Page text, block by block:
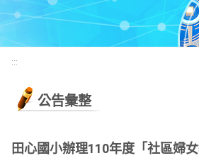
:::
公告彙整
田心國小辦理110年度「社區婦